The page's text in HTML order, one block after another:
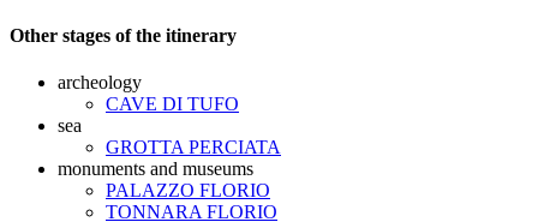
Other stages of the itinerary
archeology
CAVE DI TUFO
sea
GROTTA PERCIATA
monuments and museums
PALAZZO FLORIO
TONNARA FLORIO